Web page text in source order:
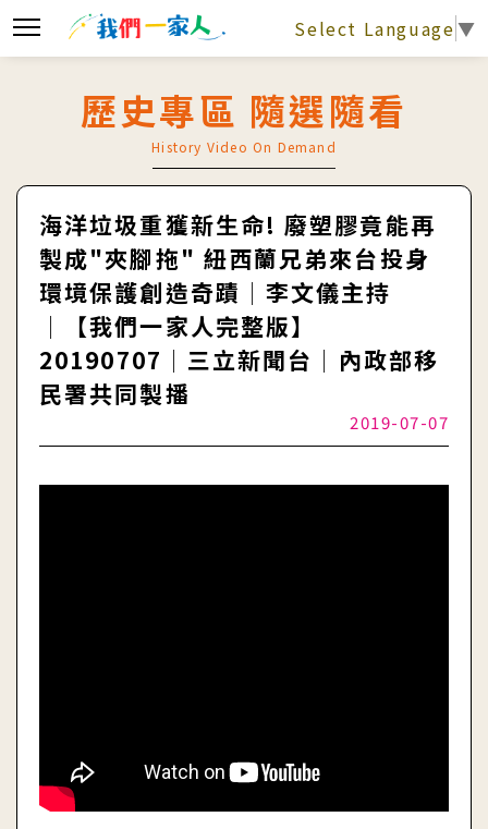
Select Language▼
歷史專區 隨選隨看
History Video On Demand
海洋垃圾重獲新生命! 廢塑膠竟能再
製成"夾腳拖" 紐西蘭兄弟來台投身
環境保護創造奇蹟│李文儀主持
│【我們一家人完整版】
20190707│三立新聞台│內政部移
民署共同製播
2019-07-07